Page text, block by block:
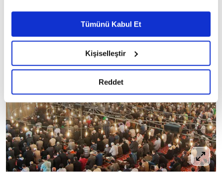
Ayarlar butonuna tıklayabilir,Çerez Bilgilendirme
Metnimizi ziyaret edebilirsiniz.
6698 sayılı Kişisel Verilerin Korunması Kanunu uyarınca
okumak ve sitemizi ziyaretiniz kapsamında
gerçekleştirilen veri işleme faaliyetleri ile ilgili daha
detaylı bilgi almak için lütfentıklayınız.
Tümünü Kabul Et
Kişiselleştir
Reddet